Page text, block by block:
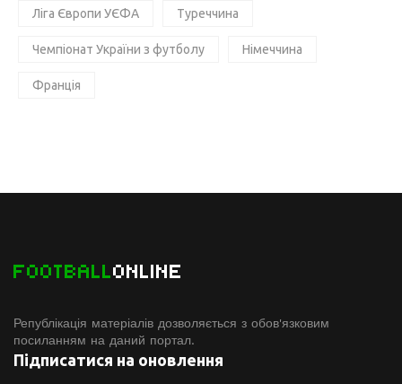
Ліга Європи УЄФА Туреччина
Чемпіонат України з футболу Німеччина
Франція
FOOTBALLONLINE
Републікація матеріалів дозволяється з обов'язковим
посиланням на даний портал.
Підписатися на оновлення